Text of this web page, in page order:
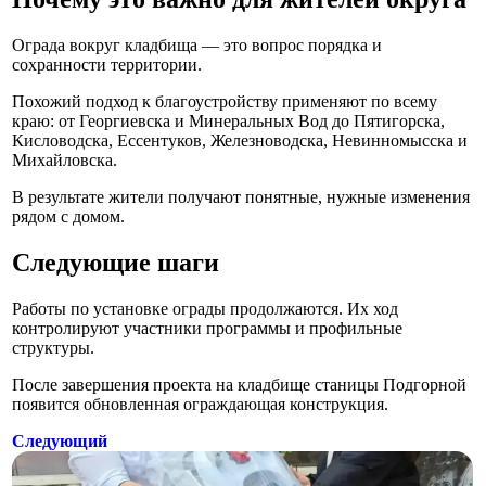
Ограда вокруг кладбища — это вопрос порядка и
сохранности территории.
Похожий подход к благоустройству применяют по всему
краю: от Георгиевска и Минеральных Вод до Пятигорска,
Кисловодска, Ессентуков, Железноводска, Невинномысска и
Михайловска.
В результате жители получают понятные, нужные изменения
рядом с домом.
Следующие шаги
Работы по установке ограды продолжаются. Их ход
контролируют участники программы и профильные
структуры.
После завершения проекта на кладбище станицы Подгорной
появится обновленная ограждающая конструкция.
Следующий